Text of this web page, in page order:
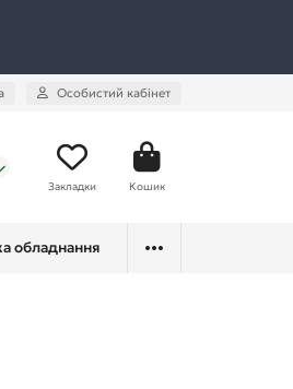
Особистий кабінет
Закладки Кошик
обладнання